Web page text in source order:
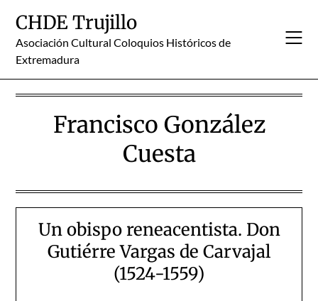
content
CHDE Trujillo
Asociación Cultural Coloquios Históricos de
Extremadura
Francisco González
Cuesta
Un obispo reneacentista. Don
Gutiérre Vargas de Carvajal
(1524-1559)